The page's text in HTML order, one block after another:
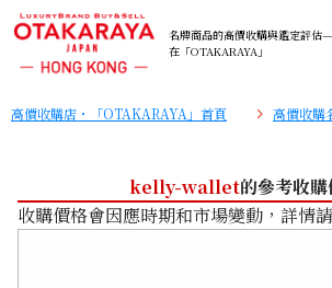
名牌商品的高價收購與鑑定評估
在「OTAKARAYA」
高價收購店・「OTAKARAYA」首頁 高價收購
kelly-wallet的參考收購
收購價格會因應時期和市場變動，詳情